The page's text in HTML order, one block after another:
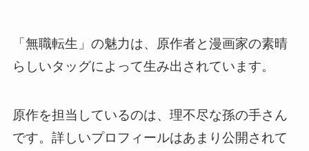
「無職転生」の魅力は、原作者と漫画家の素晴
らしいタッグによって生み出されています。
原作を担当しているのは、理不尽な孫の手さん
です。詳しいプロフィールはあまり公開されて